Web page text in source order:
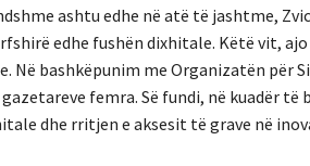
ashtu edhe në atë të jashtme,
edhe fushën dixhitale. Këtë vit,
bashkëpunim me Organizatën për
femra. Së fundi, në kuadër
dhe rritjen e aksesit të grave në